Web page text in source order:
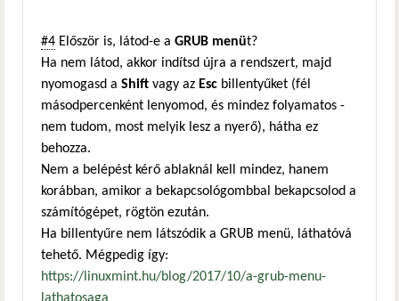
#4 Először is, látod-e a GRUB menüt?
Ha nem látod, akkor indítsd újra a rendszert, majd
nyomogasd a Shift vagy az Esc billentyűket (fél
másodpercenként lenyomod, és mindez folyamatos -
nem tudom, most melyik lesz a nyerő), hátha ez
behozza.
Nem a belépést kérő ablaknál kell mindez, hanem
korábban, amikor a bekapcsológombbal bekapcsolod a
számítógépet, rögtön ezután.
Ha billentyűre nem látszódik a GRUB menü, láthatóvá
tehető. Mégpedig így:
https://linuxmint.hu/blog/2017/10/a-grub-menu-
lathatosaga